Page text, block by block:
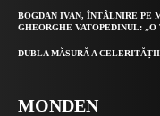
BOGDAN IVAN, ÎNTÂLNIRE PE
GHEORGHE VATOPEDINUL:
DUBLA MĂSURĂ A
MONDEN